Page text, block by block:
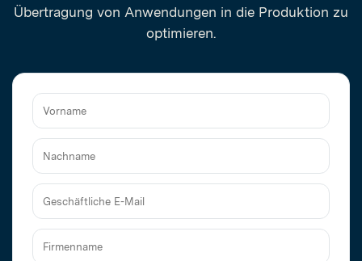
Vorname
Nachname
Geschäftliche
E-
Übertragung von Anwendungen in die Produktion zu
optimieren.